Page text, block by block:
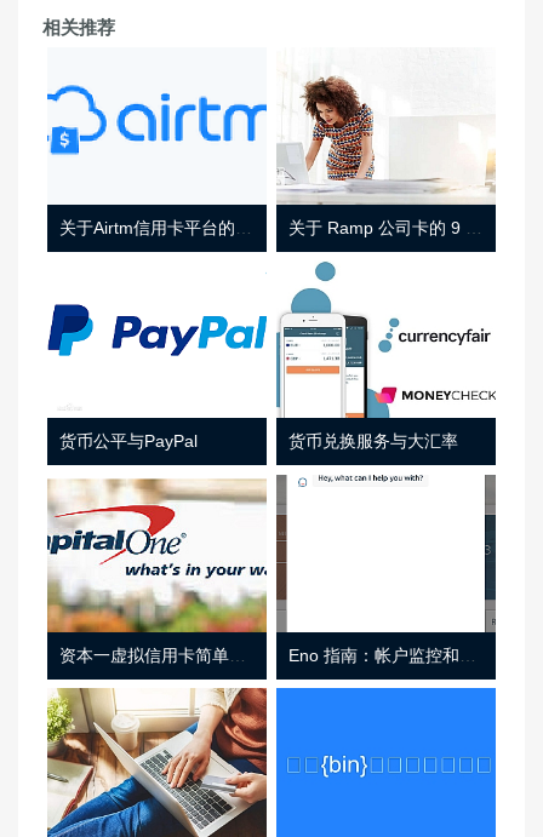
相关推荐
货币公平与PayPal 货币兑换服务与大汇率
资本一虚拟信用卡简单介绍